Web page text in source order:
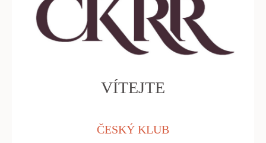
VÍTEJTE
ČESKÝ KLUB